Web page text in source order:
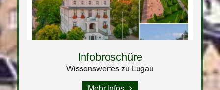
Infobroschüre
Wissenswertes zu Lugau
Mehr Infos